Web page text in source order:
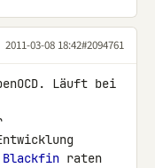
2011-03-08 18:42#2094761
Läuft bei
Blackfin raten